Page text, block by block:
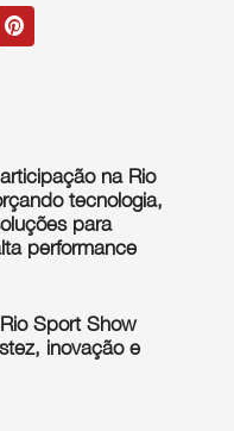
na Rio
tecnologia,
para
performance
Sport Show
inovação e